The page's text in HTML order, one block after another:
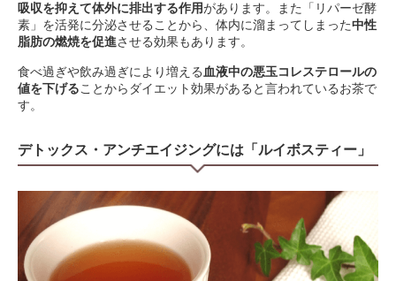
吸収を抑えて体外に排出する作用があります。また「リパーゼ酵
素」を活発に分泌させることから、体内に溜まってしまった中性
脂肪の燃焼を促進させる効果もあります。
食べ過ぎや飲み過ぎにより増える血液中の悪玉コレステロールの
値を下げることからダイエット効果があると言われているお茶で
す。
デトックス・アンチエイジングには「ルイボスティー」